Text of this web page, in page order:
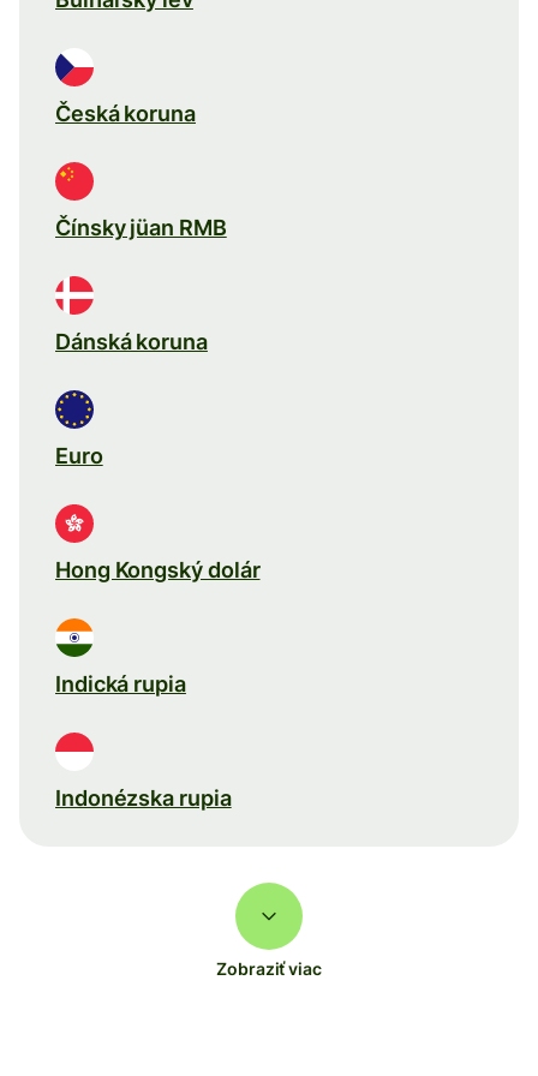
Česká koruna
Čínsky jüan RMB
Dánská koruna
Euro
Hong Kongský dolár
Indická rupia
Indonézska rupia
Zobraziť viac